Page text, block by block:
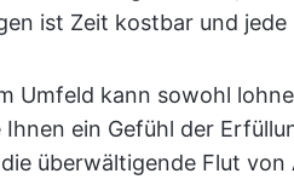
ist Zeit kostbar und
Umfeld kann sowohl
Ihnen ein Gefühl der
überwältigende Flut